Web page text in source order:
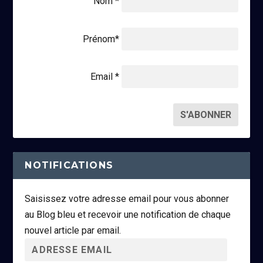
Prénom*
Email *
NOTIFICATIONS
Saisissez votre adresse email pour vous abonner
au Blog bleu et recevoir une notification de chaque
nouvel article par email.